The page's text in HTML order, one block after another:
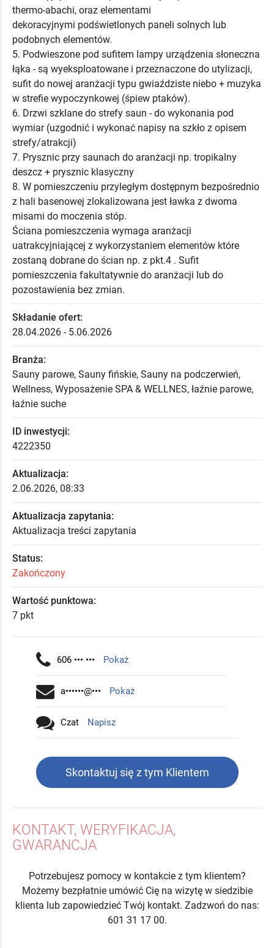
thermo-abachi, oraz elementami
dekoracyjnymi podświetlonych paneli solnych lub
podobnych elementów.
5. Podwieszone pod sufitem lampy urządzenia słoneczna
łąka - są wyeksploatowane i przeznaczone do utylizacji,
sufit do nowej aranżacji typu gwiaździste niebo + muzyka
w strefie wypoczynkowej (śpiew ptaków).
6. Drzwi szklane do strefy saun - do wykonania pod
wymiar (uzgodnić i wykonać napisy na szkło z opisem
strefy/atrakcji)
7. Prysznic przy saunach do aranżacji np. tropikalny
deszcz + prysznic klasyczny
8. W pomieszczeniu przyległym dostępnym bezpośrednio
z hali basenowej zlokalizowana jest ławka z dwoma
misami do moczenia stóp.
Ściana pomieszczenia wymaga aranżacji
uatrakcyjniającej z wykorzystaniem elementów które
zostaną dobrane do ścian np. z pkt.4 . Sufit
pomieszczenia fakultatywnie do aranżacji lub do
pozostawienia bez zmian.
Składanie ofert:
28.04.2026 - 5.06.2026
Branża:
Sauny parowe, Sauny fińskie, Sauny na podczerwień,
Wellness, Wyposażenie SPA & WELLNES, łaźnie parowe,
łaźnie suche
ID inwestycji:
4222350
Aktualizacja:
2.06.2026, 08:33
Aktualizacja zapytania:
Aktualizacja treści zapytania
Status:
Zakończony
Wartość punktowa:
7 pkt
606 ••• ••• Pokaż
a••••••@••• Pokaż
Czat Napisz
Skontaktuj się z tym Klientem
KONTAKT, WERYFIKACJA,
GWARANCJA
Potrzebujesz pomocy w kontakcie z tym klientem?
Możemy bezpłatnie umówić Cię na wizytę w siedzibie
klienta lub zapowiedzieć Twój kontakt. Zadzwoń do nas:
601 31 17 00.